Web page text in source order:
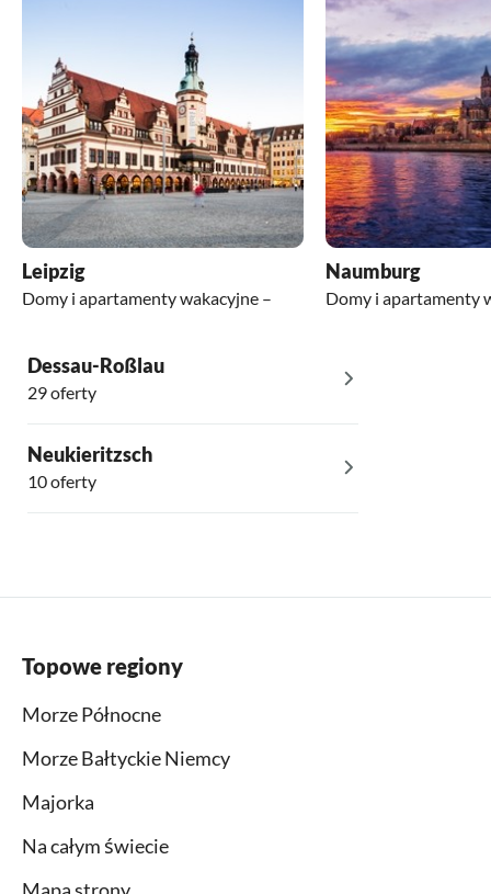
Leipzig
Domy i apartamenty wakacyjne –
Naumburg
Domy i apartamenty
Dessau-Roßlau
29 oferty
Neukieritzsch
10 oferty
Topowe regiony
Morze Północne
Morze Bałtyckie Niemcy
Majorka
Na całym świecie